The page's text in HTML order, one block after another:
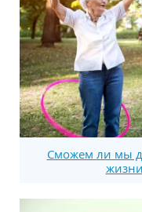
Сможем ли мы